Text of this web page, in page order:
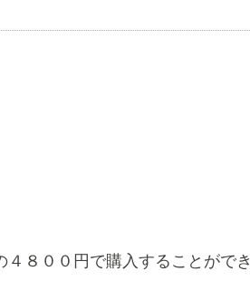
８００円で購入することができ